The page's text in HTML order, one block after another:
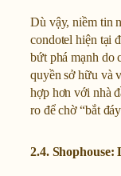
Dù vậy, niềm tin
condotel hiện tại
bứt phá mạnh do
quyền sở hữu và
hợp hơn với nhà
ro để chờ “bắt
2.4.